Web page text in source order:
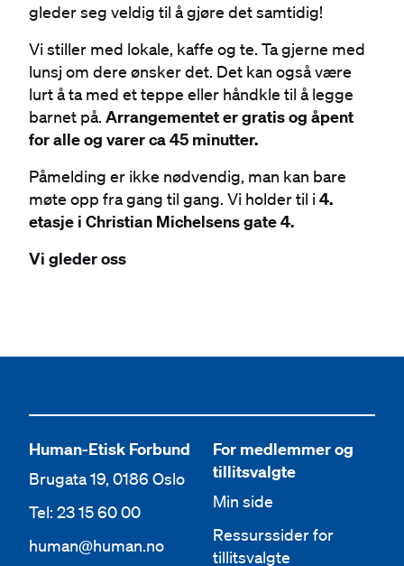
gleder seg veldig til å gjøre det samtidig!
Vi stiller med lokale, kaffe og te. Ta gjerne med
lunsj om dere ønsker det. Det kan også være
lurt å ta med et teppe eller håndkle til å legge
barnet på. Arrangementet er gratis og åpent
for alle og varer ca 45 minutter.
Påmelding er ikke nødvendig, man kan bare
møte opp fra gang til gang. Vi holder til i 4.
etasje i Christian Michelsens gate 4.
Vi gleder oss
Human-Etisk Forbund
Brugata 19, 0186 Oslo
Tel: 23 15 60 00
human@human.no
For medlemmer og
tillitsvalgte
Min side
Ressurssider for
tillitsvalgte